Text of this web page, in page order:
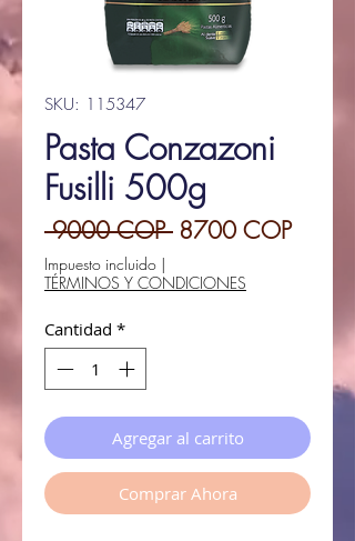
SKU: 115347
Pasta Conzazoni
Fusilli 500g
9000 COP Precio
8700 COPPrecio
Impuesto incluido |
TÉRMINOS Y CONDICIONES
Cantidad *
Agregar al carrito
Comprar Ahora